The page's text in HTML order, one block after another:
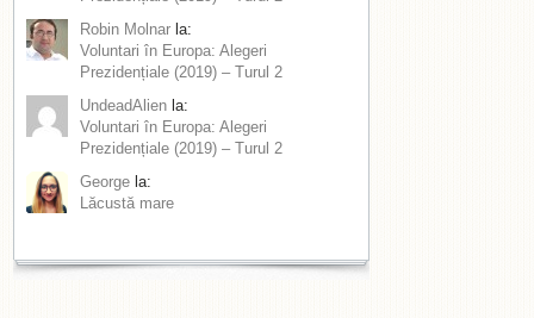
Robin Molnar la:
Voluntari în Europa: Alegeri
Prezidențiale (2019) – Turul 2
UndeadAlien la:
Voluntari în Europa: Alegeri
Prezidențiale (2019) – Turul 2
George la:
Lăcustă mare